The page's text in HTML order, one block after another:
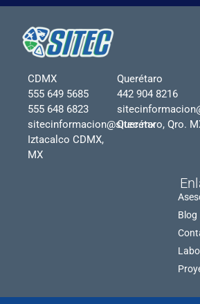
CDMX
555 649 5685
555 648 6823
sitecinformacion@sitec.mx
Iztacalco CDMX,
MX
Querétaro
442 904 8216
Querétaro, Qro.
Blog